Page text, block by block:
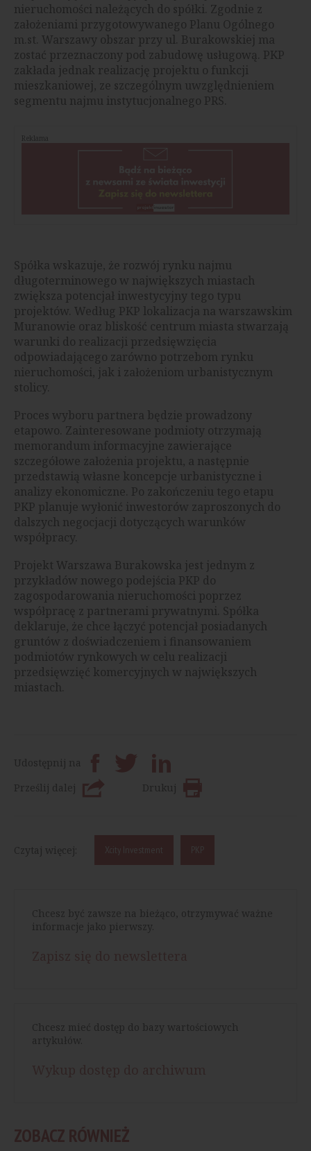
nieruchomości należących do spółki. Zgodnie z
założeniami przygotowywanego Planu Ogólnego
m.st. Warszawy obszar przy ul. Burakowskiej ma
zostać przeznaczony pod zabudowę usługową. PKP
zakłada jednak realizację projektu o funkcji
mieszkaniowej, ze szczególnym uwzględnieniem
segmentu najmu instytucjonalnego PRS.
Reklama
Spółka wskazuje, że rozwój rynku najmu
długoterminowego w największych miastach
zwiększa potencjał inwestycyjny tego typu
projektów. Według PKP lokalizacja na warszawskim
Muranowie oraz bliskość centrum miasta stwarzają
warunki do realizacji przedsięwzięcia
odpowiadającego zarówno potrzebom rynku
nieruchomości, jak i założeniom urbanistycznym
stolicy.
Proces wyboru partnera będzie prowadzony
etapowo. Zainteresowane podmioty otrzymają
memorandum informacyjne zawierające
szczegółowe założenia projektu, a następnie
przedstawią własne koncepcje urbanistyczne i
analizy ekonomiczne. Po zakończeniu tego etapu
PKP planuje wyłonić inwestorów zaproszonych do
dalszych negocjacji dotyczących warunków
współpracy.
Projekt Warszawa Burakowska jest jednym z
przykładów nowego podejścia PKP do
zagospodarowania nieruchomości poprzez
współpracę z partnerami prywatnymi. Spółka
deklaruje, że chce łączyć potencjał posiadanych
gruntów z doświadczeniem i finansowaniem
podmiotów rynkowych w celu realizacji
przedsięwzięć komercyjnych w największych
miastach.
Udostępnij na
Prześlij dalej
Drukuj
Czytaj więcej: Xcity Investment PKP
Chcesz być zawsze na bieżąco, otrzymywać ważne
informacje jako pierwszy.
Chcesz mieć dostęp do bazy wartościowych
artykułów.
ZOBACZ RÓWNIEŻ